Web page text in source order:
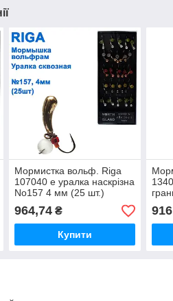
Мормистка вольф. Riga
107040 e уралка наскрізна
No157 4 мм (25 шт.)
964,74₴
Купити
(25